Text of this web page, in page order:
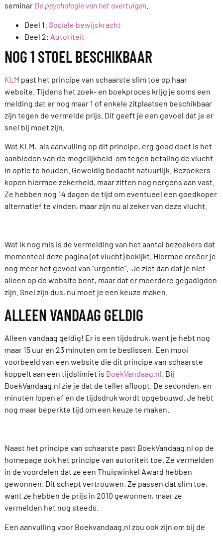
seminar De psychologie van het overtuigen.
Deel 1: Sociale bewijskracht
Deel 2: Autoriteit
NOG 1 STOEL BESCHIKBAAR
KLM past het principe van schaarste slim toe op haar
website. Tijdens het zoek- en boekproces krijg je soms een
melding dat er nog maar 1 of enkele zitplaatsen beschikbaar
zijn tegen de vermelde prijs. Dit geeft je een gevoel dat je er
snel bij moet zijn.
Wat KLM, als aanvulling op dit principe, erg goed doet is het
aanbieden van de mogelijkheid om tegen betaling de vlucht
in optie te houden. Geweldig bedacht natuurlijk. Bezoekers
kopen hiermee zekerheid, maar zitten nog nergens aan vast.
Ze hebben nog 14 dagen de tijd om eventueel een goedkoper
alternatief te vinden, maar zijn nu al zeker van deze vlucht.
Wat ik nog mis is de vermelding van het aantal bezoekers dat
momenteel deze pagina (of vlucht) bekijkt. Hiermee creëer je
nog meer het gevoel van “urgentie”. Je ziet dan dat je niet
alleen op de website bent, maar dat er meerdere gegadigden
zijn. Snel zijn dus, nu moet je een keuze maken.
ALLEEN VANDAAG GELDIG
Alleen vandaag geldig! Er is een tijdsdruk, want je hebt nog
maar 15 uur en 23 minuten om te beslissen. Een mooi
voorbeeld van een website die dit principe van schaarste
koppelt aan een tijdslimiet is BoekVandaag.nl . Bij
BoekVandaag.nl zie je dat de teller afloopt. De seconden, en
minuten lopen af en de tijdsdruk wordt opgebouwd. Je hebt
nog maar beperkte tijd om een keuze te maken.
Naast het principe van schaarste past BoekVandaag.nl op de
homepage ook het principe van autoriteit toe. Ze vermelden
in de voordelen dat ze een Thuiswinkel Award hebben
gewonnen. Dit schept vertrouwen. Ze passen dat slim toe,
want ze hebben de prijs in 2010 gewonnen, maar ze
vermelden het nog steeds.
Een aanvulling voor Boekvandaag.nl zou ook zijn om bij de